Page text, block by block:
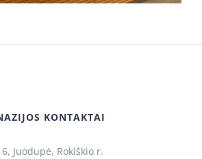
KONTAKTAI
Juodupė, Rokiškio r.